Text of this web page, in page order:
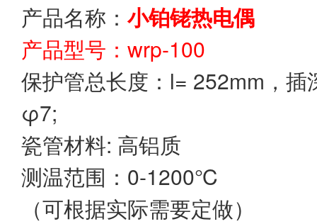
产品名称： 小铂铑热电偶
产品型号：wrp-100
保护管总长度：l= 252mm，插
φ7;
瓷管材料: 高铝质
测温范围：0-1200℃
（可根据实际需要定做）